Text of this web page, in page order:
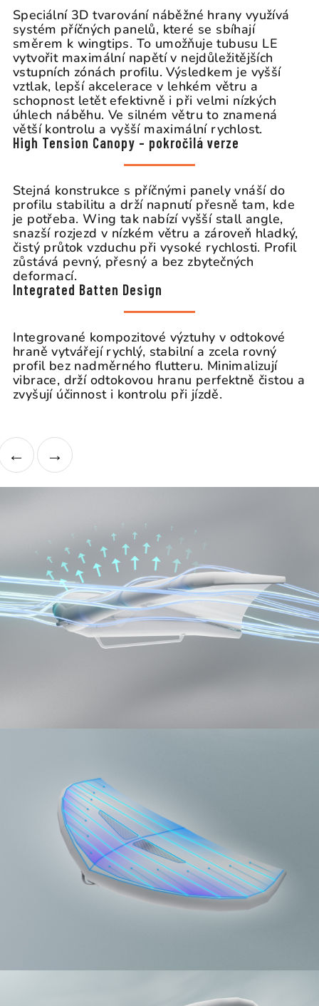
Speciální 3D tvarování náběžné hrany využívá
systém příčných panelů, které se sbíhají
směrem k wingtips. To umožňuje tubusu LE
vytvořit maximální napětí v nejdůležitějších
vstupních zónách profilu. Výsledkem je vyšší
vztlak, lepší akcelerace v lehkém větru a
schopnost letět efektivně i při velmi nízkých
úhlech náběhu. Ve silném větru to znamená
větší kontrolu a vyšší maximální rychlost.
High Tension Canopy – pokročilá verze
Stejná konstrukce s příčnými panely vnáší do
profilu stabilitu a drží napnutí přesně tam, kde
je potřeba. Wing tak nabízí vyšší stall angle,
snazší rozjezd v nízkém větru a zároveň hladký,
čistý průtok vzduchu při vysoké rychlosti. Profil
zůstává pevný, přesný a bez zbytečných
deformací.
Integrated Batten Design
Integrované kompozitové výztuhy v odtokové
hraně vytvářejí rychlý, stabilní a zcela rovný
profil bez nadměrného flutteru. Minimalizují
vibrace, drží odtokovou hranu perfektně čistou a
zvyšují účinnost i kontrolu při jízdě.
← →